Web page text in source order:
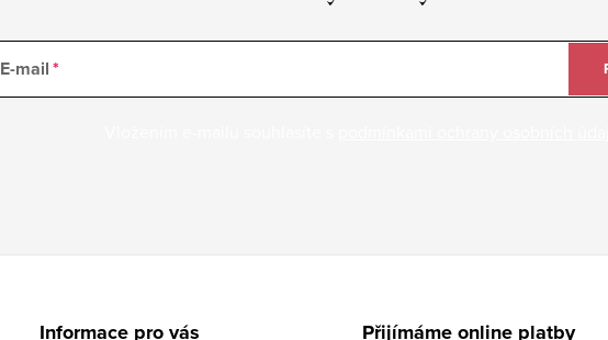
E-mail
Informace pro vás Přijímáme online platby